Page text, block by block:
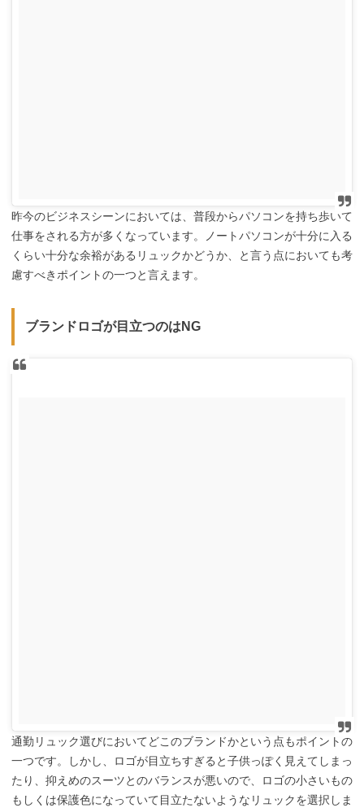
昨今のビジネスシーンにおいては、普段からパソコンを持ち歩いて
仕事をされる方が多くなっています。ノートパソコンが十分に入る
くらい十分な余裕があるリュックかどうか、と言う点においても考
慮すべきポイントの一つと言えます。
ブランドロゴが目立つのはNG
通勤リュック選びにおいてどこのブランドかという点もポイントの
一つです。しかし、ロゴが目立ちすぎると子供っぽく見えてしまっ
たり、抑えめのスーツとのバランスが悪いので、ロゴの小さいもの
もしくは保護色になっていて目立たないようなリュックを選択しま